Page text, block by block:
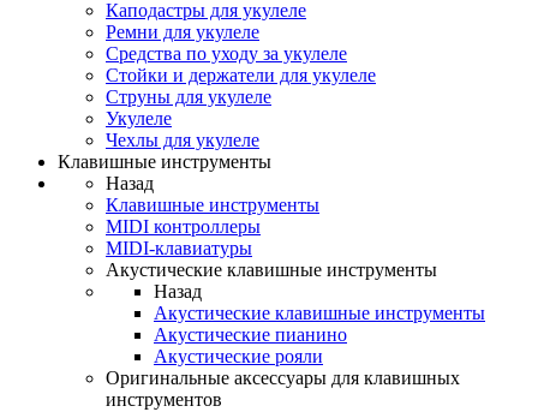
Каподастры для укулеле
Ремни для укулеле
Средства по уходу за укулеле
Стойки и держатели для укулеле
Струны для укулеле
Укулеле
Чехлы для укулеле
Клавишные инструменты
Назад
Клавишные инструменты
MIDI контроллеры
MIDI-клавиатуры
Акустические клавишные инструменты
Назад
Акустические клавишные инструменты
Акустические пианино
Акустические рояли
Оригинальные аксессуары для клавишных
инструментов